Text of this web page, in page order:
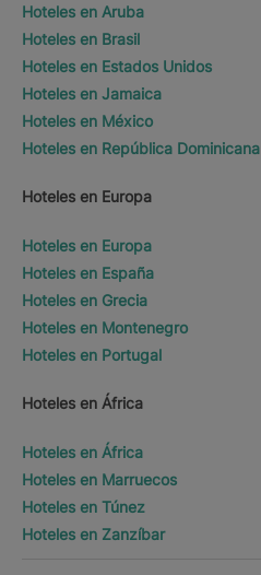
Hoteles en Aruba
Hoteles en Brasil
Hoteles en Estados Unidos
Hoteles en Jamaica
Hoteles en México
Hoteles en República Dominicana
Hoteles en Europa
Hoteles en Europa
Hoteles en España
Hoteles en Grecia
Hoteles en Montenegro
Hoteles en Portugal
Hoteles en África
Hoteles en África
Hoteles en Marruecos
Hoteles en Túnez
Hoteles en Zanzíbar